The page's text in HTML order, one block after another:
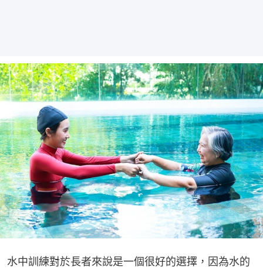
水中訓練對於長者來說是一個很好的選擇，因為水的